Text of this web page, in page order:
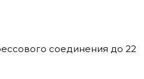
соединения до 22